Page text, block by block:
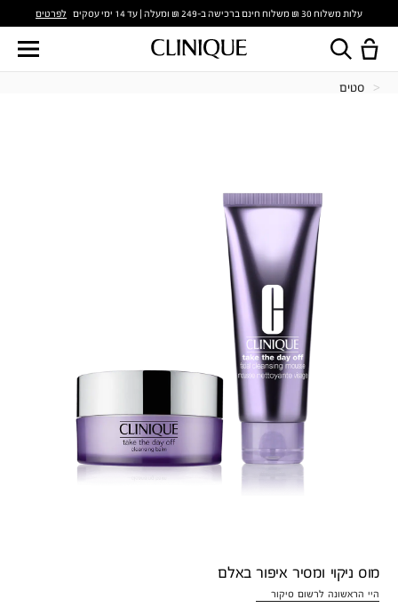
עלות משלוח 30 ₪ משלוח חינם ברכישה ב-249 ₪ ומעלה | עד 14 ימי עסקים לפרטים
סטים
מוס ניקוי ומסיר איפור באלם
היי הראשונה לרשום סיקור